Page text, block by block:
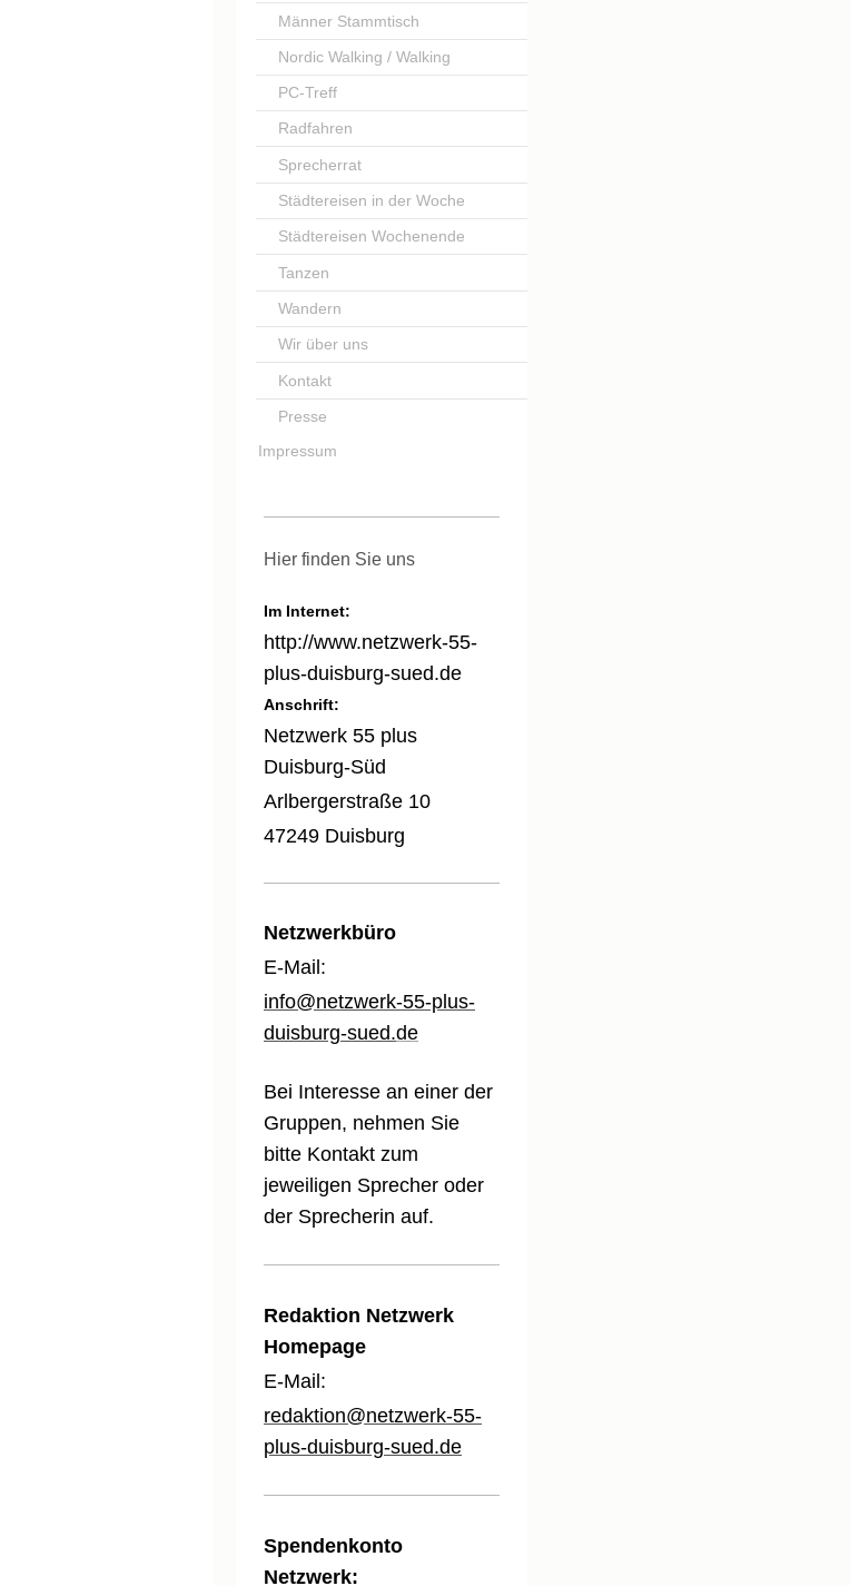
Männer Stammtisch
Nordic Walking / Walking
PC-Treff
Radfahren
Sprecherrat
Städtereisen in der Woche
Städtereisen Wochenende
Tanzen
Wandern
Wir über uns
Kontakt
Presse
Impressum
Hier finden Sie uns
Im Internet:
http://www.netzwerk-55-
plus-duisburg-sued.de
Anschrift:
Netzwerk 55 plus
Duisburg-Süd
Arlbergerstraße 10
47249 Duisburg
Netzwerkbüro
E-Mail:
info@netzwerk-55-plus-
duisburg-sued.de
Bei Interesse an einer der
Gruppen, nehmen Sie
bitte Kontakt zum
jeweiligen Sprecher oder
der Sprecherin auf.
Redaktion Netzwerk
Homepage
E-Mail:
redaktion@netzwerk-55-
plus-duisburg-sued.de
Spendenkonto
Netzwerk: